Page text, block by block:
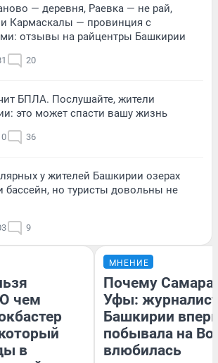
— деревня, Раевка — не рай,
Кармаскалы — провинция с
отзывы на райцентры Башкирии
20
БПЛА. Послушайте, жители
это может спасти вашу жизнь
36
у жителей Башкирии озерах
бассейн, но туристы довольны не
9
чем
в
МНЕНИЕ
Почему Самара
Уфы:
Башкирии
побывала на
влюбилась